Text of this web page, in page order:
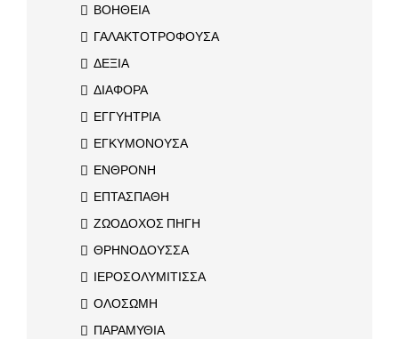
ΒΟΗΘΕΙΑ
ΓΑΛΑΚΤΟΤΡΟΦΟΥΣΑ
ΔΕΞΙΑ
ΔΙΑΦΟΡΑ
ΕΓΓΥΗΤΡΙΑ
ΕΓΚΥΜΟΝΟΥΣΑ
ΕΝΘΡΟΝΗ
ΕΠΤΑΣΠΑΘΗ
ΖΩΟΔΟΧΟΣ ΠΗΓΗ
ΘΡΗΝΟΔΟΥΣΣΑ
ΙΕΡΟΣΟΛΥΜΙΤΙΣΣΑ
ΟΛΟΣΩΜΗ
ΠΑΡΑΜΥΘΙΑ